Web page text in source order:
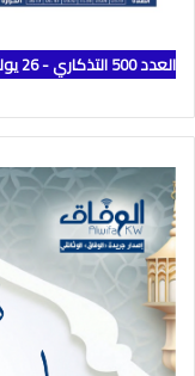
العدد 500 التذكاري - 26 يوليو 2026 - السنة الثالثة